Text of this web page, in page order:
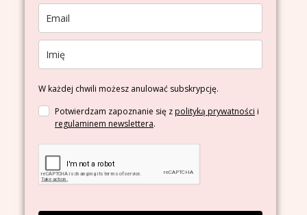
W każdej chwili możesz anulować subskrypcję.
Potwierdzam zapoznanie się zpolityką prywatności i
regulaminem newslettera.